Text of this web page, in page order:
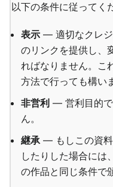
以下の条件に従ってく
表示 — 適切なクレ
のリンクを提供し、
ればなりません。こ
方法で行っても構い
非営利 — 営利目的で
ん。
継承— もしこの資料
したりした場合には
の作品と同じ条件で